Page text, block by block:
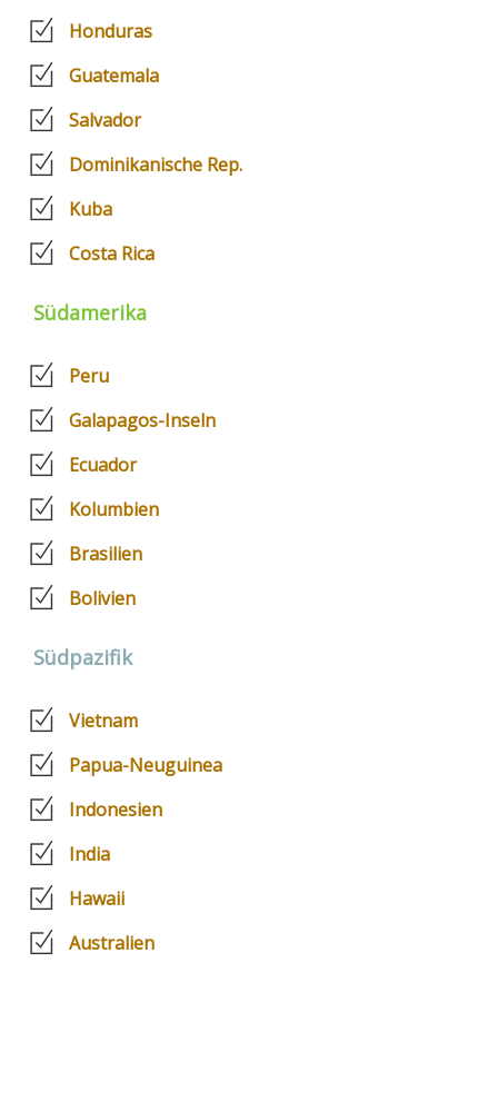
Honduras
Guatemala
Salvador
Dominikanische Rep.
Kuba
Costa Rica
Südamerika
Peru
Galapagos-Inseln
Ecuador
Kolumbien
Brasilien
Bolivien
Südpazifik
Vietnam
Papua-Neuguinea
Indonesien
India
Hawaii
Australien